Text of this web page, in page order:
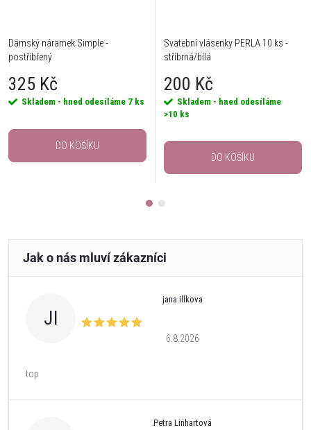
Dámský náramek Simple -
postříbřený
325 Kč
Skladem - hned odesíláme 7 ks
DO KOŠÍKU
Svatební vlásenky PERLA 10 ks -
stříbrná/bílá
200 Kč
Skladem - hned odesíláme
>10 ks
DO KOŠÍKU
JI
jana illkova
6.8.2026
top
Petra Linhartová